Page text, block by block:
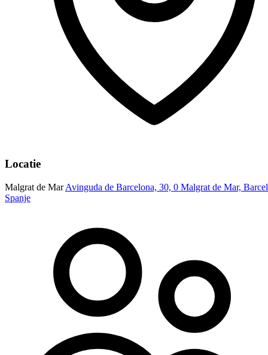
Locatie
Malgrat de Mar Avinguda de Barcelona, 30, 0 Malgrat de Mar,
Spanje